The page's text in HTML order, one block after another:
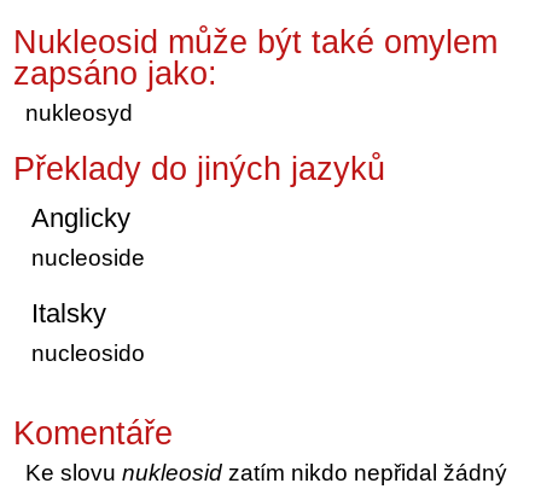
Nukleosid může být také omylem
zapsáno jako:
nukleosyd
Překlady do jiných jazyků
Anglicky
nucleoside
Italsky
nucleosido
Komentáře
Ke slovunukleosid zatím nikdo nepřidal žádný